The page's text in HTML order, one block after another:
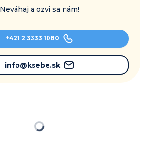
Neváhaj a ozvi sa nám!
+421 2 3333 1080
info@ksebe.sk
Načítavam…